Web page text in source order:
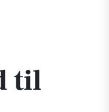
i Favrskov: Flere
til